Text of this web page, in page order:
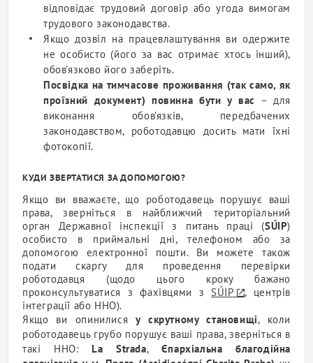
відповідає трудовий договір або угода вимогам
трудового законодавства.
Якщодозвіл на працевлаштування ви одержите
не особисто (його за вас отримає хтось інший),
обов’язково його заберіть.
Посвідка на тимчасове проживання (так само, як
проїзний документ) повинна бути у вас – для
виконання обов’язків, передбачених
законодавством, роботодавцю
досить мати їхні
фотокопії.
КУДИ ЗВЕРТАТИСЯ ЗА ДОПОМОГОЮ?
Якщо ви вважаєте, що роботодавець порушує ваші
права, зверніться в найближчий територіальний
орган Державної інспекції з питань праці (SÚIP)
особисто в приймальні дні, телефоном або за
допомогою електронної пошти. Ви можете також
подати скаргу для проведення перевірки
роботодавця (щодо цього кроку бажано
проконсультуватися з фахівцями з SÚIP , центрів
інтеграції або ННО).
Якщо ви опинилисяу скрутному становищі, коли
роботодавецьгрубо порушує ваші права, зверніться в
такі ННО: La Strada, Єпархіальна благодійна